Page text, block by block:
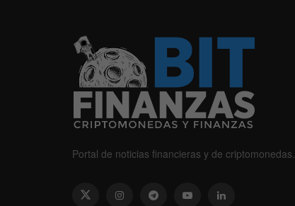
Portal de noticias financieras y de criptomonedas.